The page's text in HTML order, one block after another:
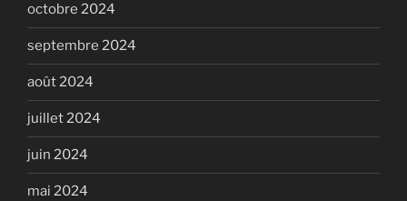
octobre 2024
septembre 2024
août 2024
juillet 2024
juin 2024
mai 2024